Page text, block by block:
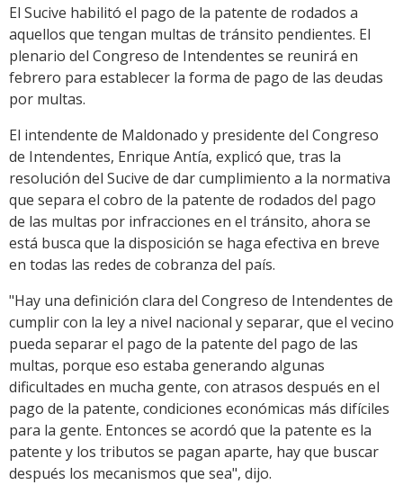
Link
El Sucive habilitó el pago de la patente de rodados a
aquellos que tengan multas de tránsito pendientes. El
plenario del Congreso de Intendentes se reunirá en
febrero para establecer la forma de pago de las deudas
por multas.
El intendente de Maldonado y presidente del Congreso
de Intendentes, Enrique Antía, explicó que, tras la
resolución del Sucive de dar cumplimiento a la normativa
que separa el cobro de la patente de rodados del pago
de las multas por infracciones en el tránsito, ahora se
está busca que la disposición se haga efectiva en breve
en todas las redes de cobranza del país.
"Hay una definición clara del Congreso de Intendentes de
cumplir con la ley a nivel nacional y separar, que el vecino
pueda separar el pago de la patente del pago de las
multas, porque eso estaba generando algunas
dificultades en mucha gente, con atrasos después en el
pago de la patente, condiciones económicas más difíciles
para la gente. Entonces se acordó que la patente es la
patente y los tributos se pagan aparte, hay que buscar
después los mecanismos que sea", dijo.